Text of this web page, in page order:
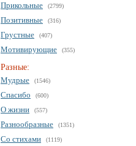
Прикольные
(2799)
Позитивные (316)
Грустные (407)
Мотивирующие (355)
Разные:
Мудрые
(1546)
Спасибо (600)
О жизни (557)
Разнообразные (1351)
Со стихами (1119)